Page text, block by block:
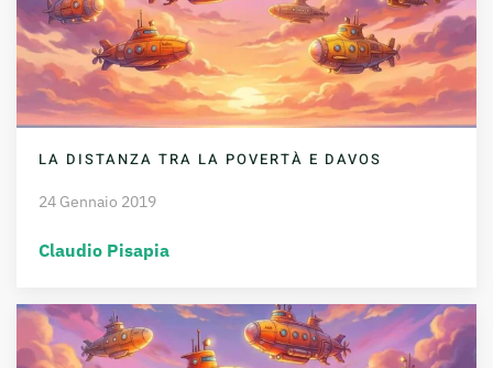
LA DISTANZA TRA LA POVERTÀ E DAVOS
24 Gennaio 2019
Claudio Pisapia